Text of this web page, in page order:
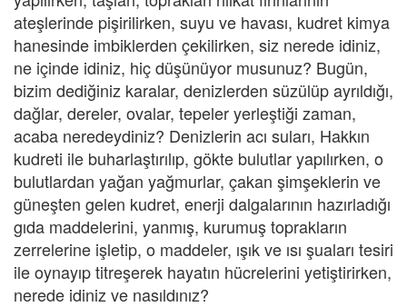
ateşlerinde pişirilirken, suyu ve havası, kudret kimya
hanesinde imbiklerden çekilirken, siz nerede idiniz,
ne içinde idiniz, hiç düşünüyor musunuz? Bugün,
bizim dediğiniz karalar, denizlerden süzülüp ayrıldığı,
dağlar, dereler, ovalar, tepeler yerleştiği zaman,
acaba neredeydiniz? Denizlerin acı suları, Hakkın
kudreti ile buharlaştırılıp, gökte bulutlar yapılırken, o
bulutlardan yağan yağmurlar, çakan şimşeklerin ve
güneşten gelen kudret, enerji dalgalarının hazırladığı
gıda maddelerini, yanmış, kurumuş toprakların
zerrelerine işletip, o maddeler, ışık ve ısı şuaları tesiri
ile oynayıp titreşerek hayatın hücrelerini yetiştirirken,
nerede idiniz ve nasıldınız?